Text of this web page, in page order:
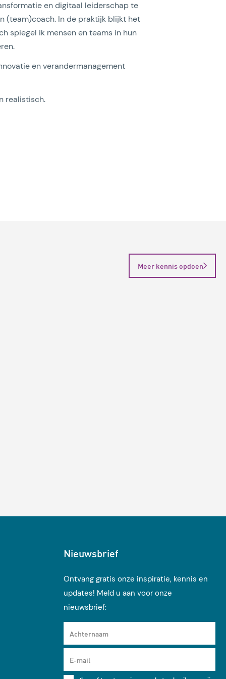
en digitaal leiderschap te
(team)coach. In de praktijk blijkt het
spiegel ik mensen en teams in hun
en verandermanagement
realistisch.
Meer kennis opdoen
Nieuwsbrief
Ontvang gratis onze inspiratie, kennis en
updates! Meld u aan voor onze
nieuwsbrief:
Achternaam
E-mail